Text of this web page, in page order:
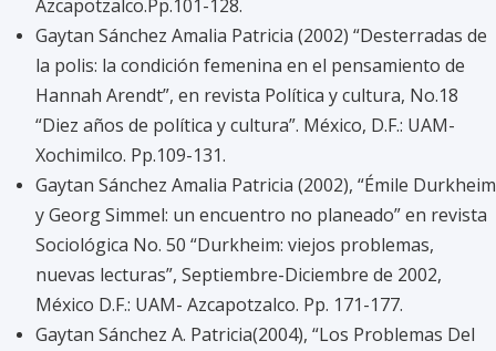
Azcapotzalco.Pp.101-128.
Gaytan Sánchez Amalia Patricia (2002) “Desterradas de
la polis: la condición femenina en el pensamiento de
Hannah Arendt”, en revista Política y cultura, No.18
“Diez años de política y cultura”. México, D.F.: UAM-
Xochimilco. Pp.109-131.
Gaytan Sánchez Amalia Patricia (2002), “Émile Durkheim
y Georg Simmel: un encuentro no planeado” en revista
Sociológica No. 50 “Durkheim: viejos problemas,
nuevas lecturas”, Septiembre-Diciembre de 2002,
México D.F.: UAM- Azcapotzalco. Pp. 171-177.
Gaytan Sánchez A. Patricia(2004), “Los Problemas Del